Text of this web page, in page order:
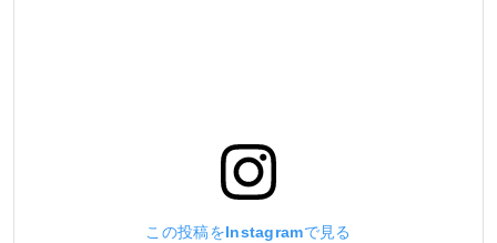
この投稿をInstagramで見る